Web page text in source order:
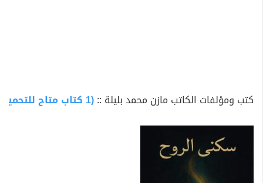
كتب ومؤلفات الكاتب مازن محمد بليلة ::(1 كتاب متاح للتحميل)